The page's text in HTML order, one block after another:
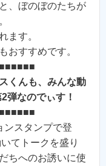
、ぼのぼのたちが
ます。
おすすめです。
くんも、みんな動
弾なのでぃす！
ンスタンプで登
てトークを盛り
ちへのお誘いに使